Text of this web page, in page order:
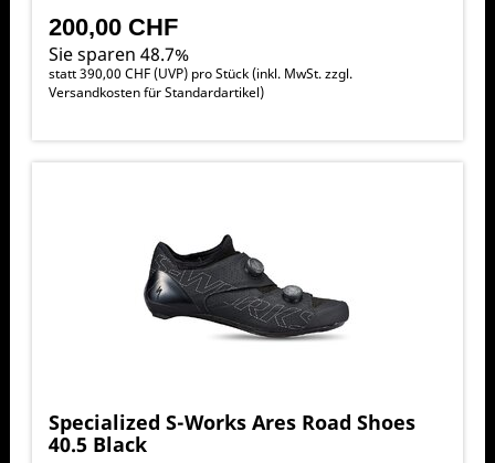
200,00 CHF
Sie sparen 48.7%
statt390,00 CHF(UVP) pro Stück (inkl. MwSt. zzgl.
Versandkosten für Standardartikel)
Specialized S-Works Ares Road Shoes
40.5 Black